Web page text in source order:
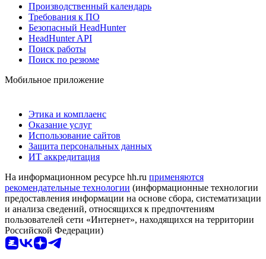
Производственный календарь
Требования к ПО
Безопасный HeadHunter
HeadHunter API
Поиск работы
Поиск по резюме
Мобильное приложение
Этика и комплаенс
Оказание услуг
Использование сайтов
Защита персональных данных
ИТ аккредитация
На информационном ресурсе hh.ru применяются
рекомендательные технологии (информационные технологии
предоставления информации на основе сбора, систематизации
и анализа сведений, относящихся к предпочтениям
пользователей сети «Интернет», находящихся на территории
Российской Федерации)